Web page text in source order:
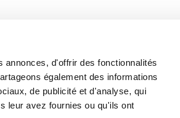
annonces, d'offrir des fonctionnalités
également des informations
de publicité et d'analyse, qui
leur avez fournies ou qu'ils ont
Plan du site